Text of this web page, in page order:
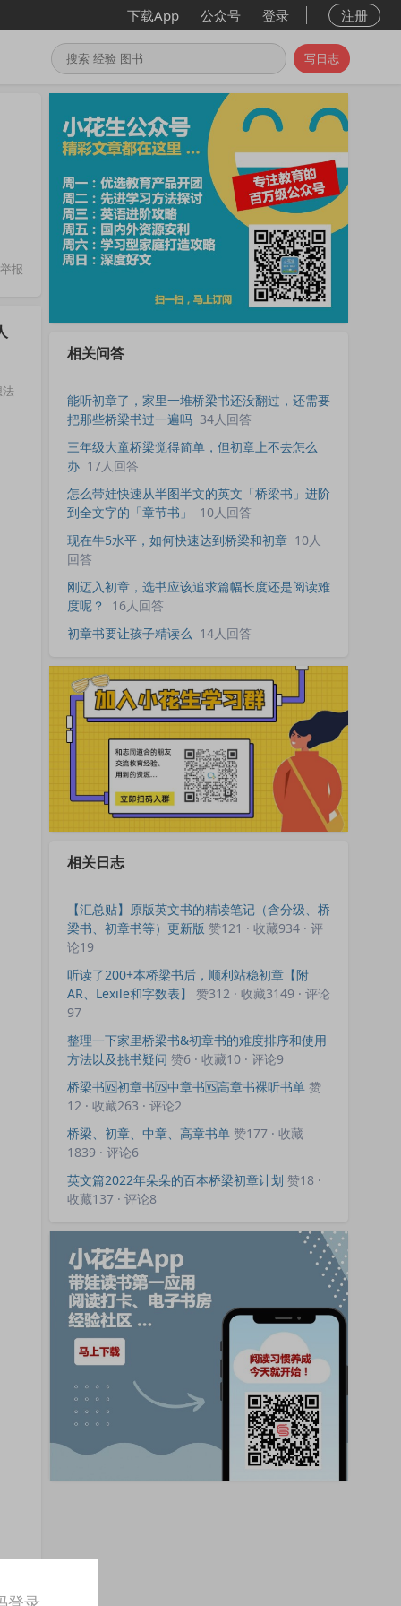
下载App 公众号 登录 注册
写日志
举报
法
相关问答
能听初章了，家里一堆桥梁书还没翻过，还需要
把那些桥梁书过一遍吗 34人回答
三年级大童桥梁觉得简单，但初章上不去怎么
办 17人回答
怎么带娃快速从半图半文的英文「桥梁书」进阶
到全文字的「章节书」
10人回答
现在牛5水平，如何快速达到桥梁和初章 10人
回答
刚迈入初章，选书应该追求篇幅长度还是阅读难
度呢？
16人回答
初章书要让孩子精读么 14人回答
相关日志
【汇总贴】原版英文书的精读笔记（含分级、桥
梁书、初章书等）更新版 赞121 · 收藏934 · 评
论19
听读了200+本桥梁书后，顺利站稳初章【附
AR、Lexile和字数表】
赞312 · 收藏3149 · 评论
97
整理一下家里桥梁书&初章书的难度排序和使用
方法以及挑书疑问 赞6 · 收藏10 · 评论9
桥梁书🆚初章书🆚中章书🆚高章书裸听书单 赞
12 · 收藏263 · 评论2
桥梁、初章、中章、高章书单 赞177 · 收藏
1839 · 评论6
英文篇2022年朵朵的百本桥梁初章计划 赞18 ·
收藏137 · 评论8